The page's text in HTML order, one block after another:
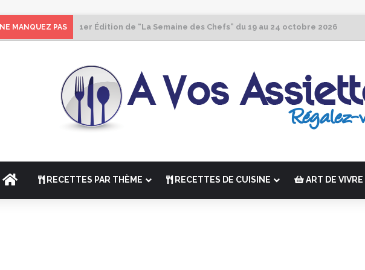
NE MANQUEZ PAS 1er Édition de “La Semaine des Chefs” du 19 au 24 octobre 2026
ACCUEILRECETTES PAR THÈME RECETTES DE CUISINE ART DE VIVRE